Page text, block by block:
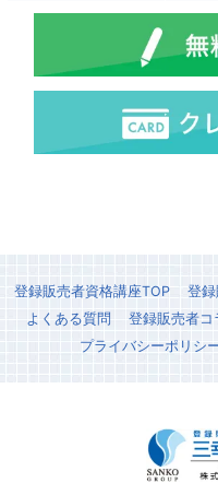
登録販売者資格講座TOP 登
よくある質問
登録販売者コ
プライバシーポリシ